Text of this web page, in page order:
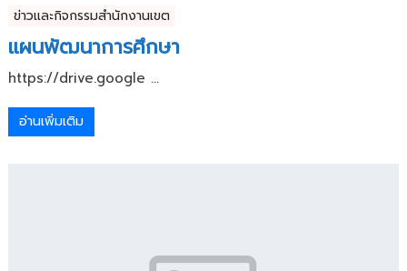
ข่าวและกิจกรรมสำนักงานเขต
แผนพัฒนาการศึกษา
https://drive.google ...
อ่านเพิ่มเติม